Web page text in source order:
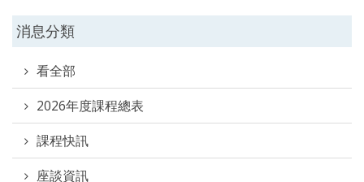
消息分類
看全部
2026年度課程總表
課程快訊
座談資訊